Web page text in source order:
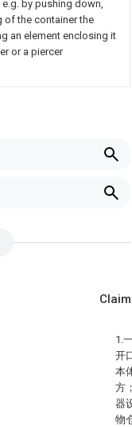
by pushing down,
of the container the
an element enclosing it
or a piercer
1.
开
本
方
器
物